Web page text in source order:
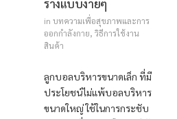
ร่างแบบง่ายๆ
in บทความเพื่อสุขภาพและการ
ออกกำลังกาย, วิธีการใช้งาน
สินค้า
ลูกบอลบริหารขนาดเล็ก ที่มี
ประโยชน์ไม่แพ้บอลบริหาร
ขนาดใหญ่ ใช้ในการกระชับ